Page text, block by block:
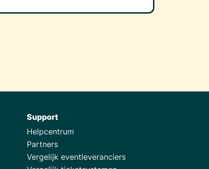
Support
Helpcentrum
Partners
Vergelijk eventleveranciers